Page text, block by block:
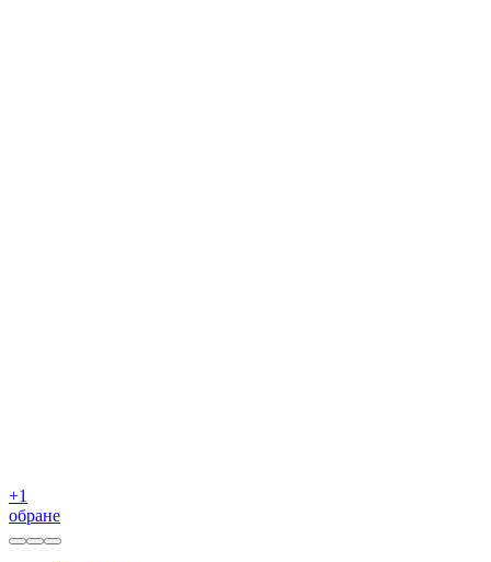
+1
обране